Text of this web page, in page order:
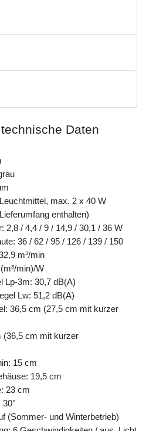
Daten
max. 2 x 40 W
enthalten)
2,8 / 4,4 / 9 / 14,9 / 30,1 / 36 W
36 / 62 / 95 / 126 / 139 / 150
m³/min
min)/W
Lp-3m: 30,7 dB(A)
Lw: 51,2 dB(A)
36,5 cm (27,5 cm mit kurzer
(36,5 cm mit kurzer
15 cm
19,5 cm
23 cm
(Sommer- und Winterbetrieb)